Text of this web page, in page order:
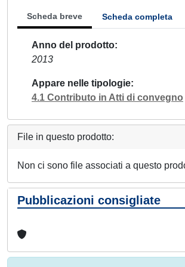
Scheda breve Scheda completa
Anno del prodotto
2013
Appare nelle tipologie
4.1 Contributo in Atti di convegno
File in questo prodotto:
Non ci sono file associati a questo
Pubblicazioni consigliate